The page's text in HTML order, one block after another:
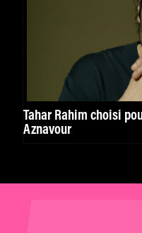
Tahar Rahim choisi
Aznavour